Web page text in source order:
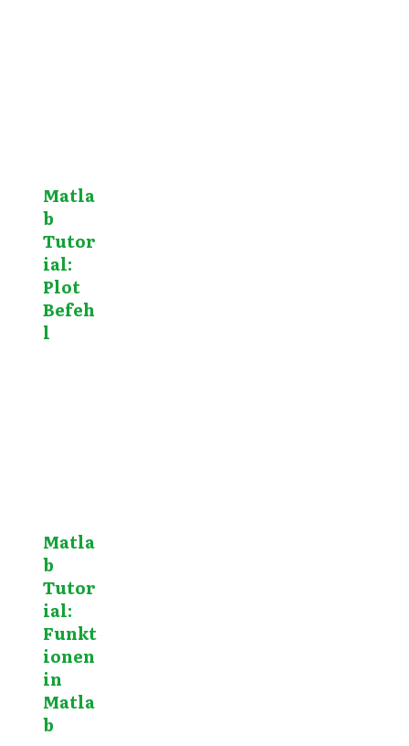
Matla
b
Tutor
ial:
Plot
Befeh
l
Matla
b
Tutor
ial:
Funkt
ionen
in
Matla
b